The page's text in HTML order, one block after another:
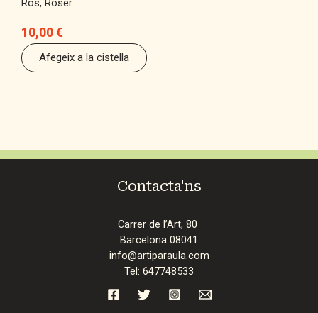
Ros, Roser
10,00€
Afegeix a la cistella
Contacta'ns
Carrer de l’Art, 80
Barcelona 08041
info@artiparaula.com
Tel: 647748533